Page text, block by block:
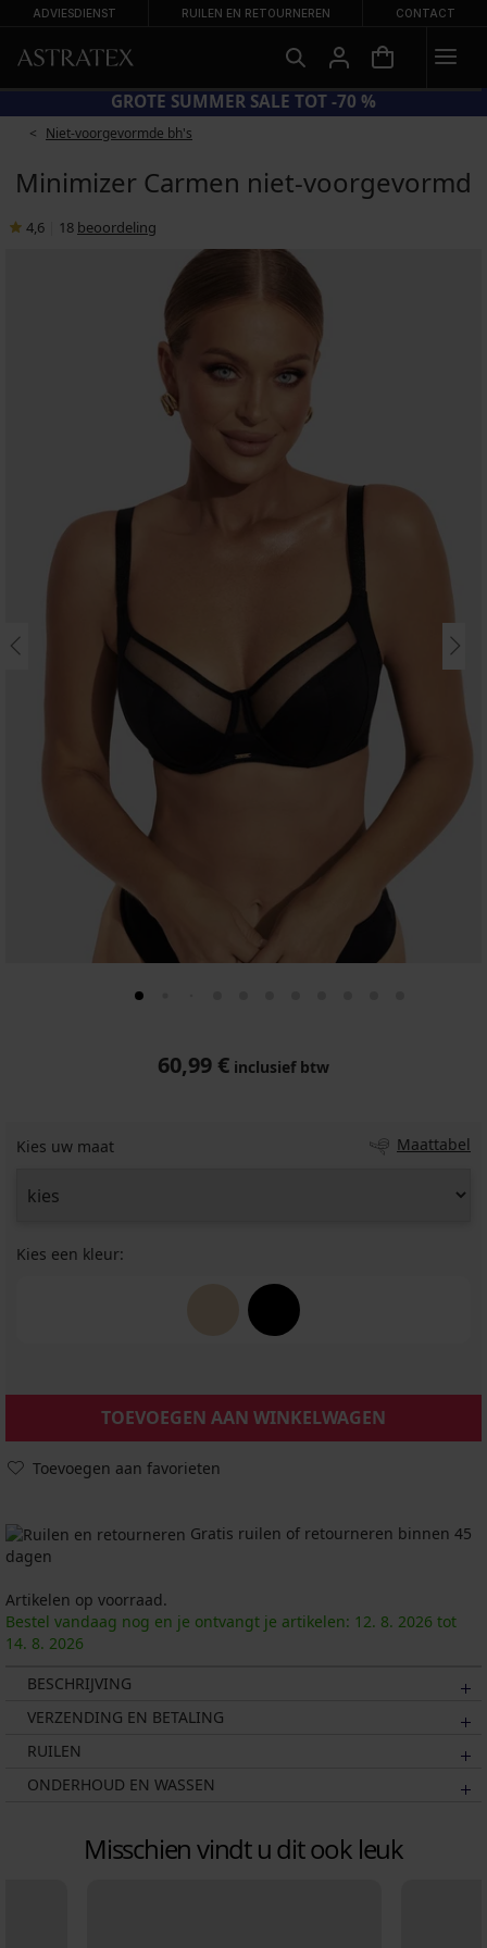
ADVIESDIENST RUILEN EN RETOURNEREN CONTACT
SUN20 = EXTRA −20% OP AFGEPRIJSDE BADMODE
Niet-voorgevormde bh's
Minimizer Carmen niet-voorgevormd
4,6 18 beoordeling
60,99 € inclusief btw
Kies uw maat Maattabel
Kies een kleur:
TOEVOEGEN AAN WINKELWAGEN
Toevoegen aan favorieten
Gratis ruilen of retourneren binnen 45
dagen
Artikelen op voorraad.
Bestel vandaag nog en je ontvangt je artikelen: 12. 8. 2026 tot
14. 8. 2026
BESCHRIJVING
VERZENDING EN BETALING
RUILEN
ONDERHOUD EN WASSEN
Misschien vindt u dit ook leuk